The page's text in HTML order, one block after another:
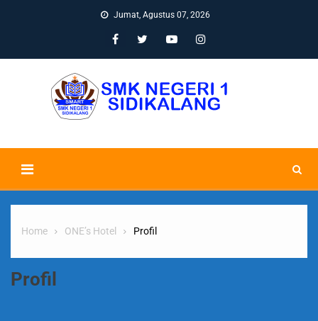
Jumat, Agustus 07, 2026
Home ONE’s Hotel Profil
Profil